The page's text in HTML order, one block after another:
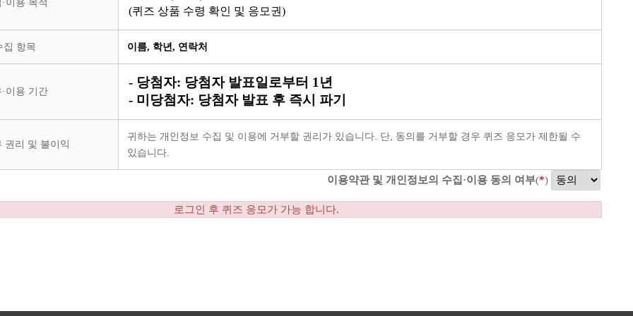
이용 목적
(퀴즈 상품 수령 확인 및 응모권)
집 항목 이름, 학년, 연락처
·이용 기간
- 당첨자: 당첨자 발표일로부터 1년
- 미당첨자: 당첨자 발표 후 즉시 파기
권리 및 불이익
귀하는 개인정보 수집 및 이용에 거부할 권리가 있습니다. 단, 동의를 거부할 경우 퀴즈 응모가 제한될 수
있습니다.
이용약관 및 개인정보의 수집·이용 동의 여부(*)
로그인 후 퀴즈 응모가 가능 합니다.